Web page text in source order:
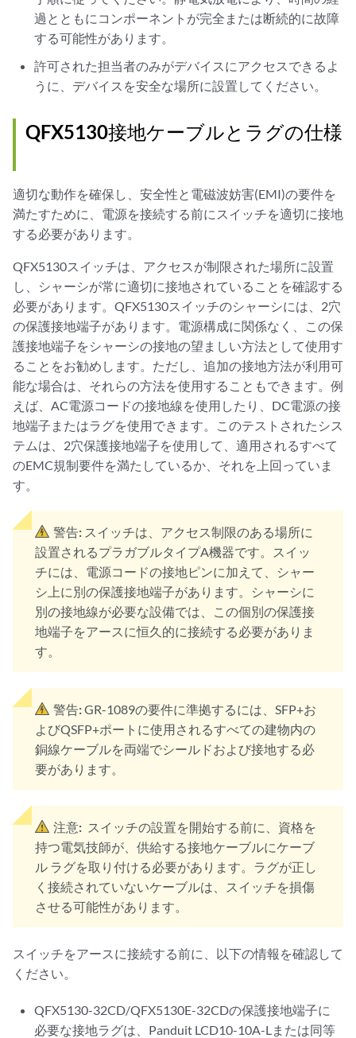
過とともにコンポーネントが完全または断続的に故障
する可能性があります。
許可された担当者のみがデバイスにアクセスできるよ
うに、デバイスを安全な場所に設置してください。
QFX5130接地ケーブルとラグの仕様
適切な動作を確保し、安全性と電磁波妨害(EMI)の要件を
満たすために、電源を接続する前にスイッチを適切に接地
する必要があります。
QFX5130スイッチは、アクセスが制限された場所に設置
し、シャーシが常に適切に接地されていることを確認する
必要があります。QFX5130スイッチのシャーシには、2穴
の保護接地端子があります。電源構成に関係なく、この保
護接地端子をシャーシの接地の望ましい方法として使用す
ることをお勧めします。ただし、追加の接地方法が利用可
能な場合は、それらの方法を使用することもできます。例
えば、AC電源コードの接地線を使用したり、DC電源の接
地端子またはラグを使用できます。このテストされたシス
テムは、2穴保護接地端子を使用して、適用されるすべて
のEMC規制要件を満たしているか、それを上回っていま
す。
警告: スイッチは、アクセス制限のある場所に
設置されるプラガブルタイプA機器です。スイッ
チには、電源コードの接地ピンに加えて、シャー
シ上に別の保護接地端子があります。シャーシに
別の接地線が必要な設備では、この個別の保護接
地端子をアースに恒久的に接続する必要がありま
す。
警告:GR-1089の要件に準拠するには、SFP+お
よびQSFP+ポートに使用されるすべての建物内の
銅線ケーブルを両端でシールドおよび接地する必
要があります。
注意: スイッチの設置を開始する前に、資格を
持つ電気技師が、供給する接地ケーブルにケーブ
ル ラグを取り付ける必要があります。ラグが正し
く接続されていないケーブルは、スイッチを損傷
させる可能性があります。
スイッチをアースに接続する前に、以下の情報を確認して
ください。
QFX5130-32CD/QFX5130E-32CDの保護接地端子に
必要な接地ラグは、Panduit LCD10-10A-Lまたは同等